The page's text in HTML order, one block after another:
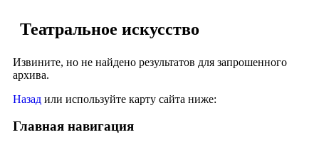
Театральное искусство
Извините, но не найдено результатов для запрошенного
архива.
Назад или используйте карту сайта ниже:
Главная навигация